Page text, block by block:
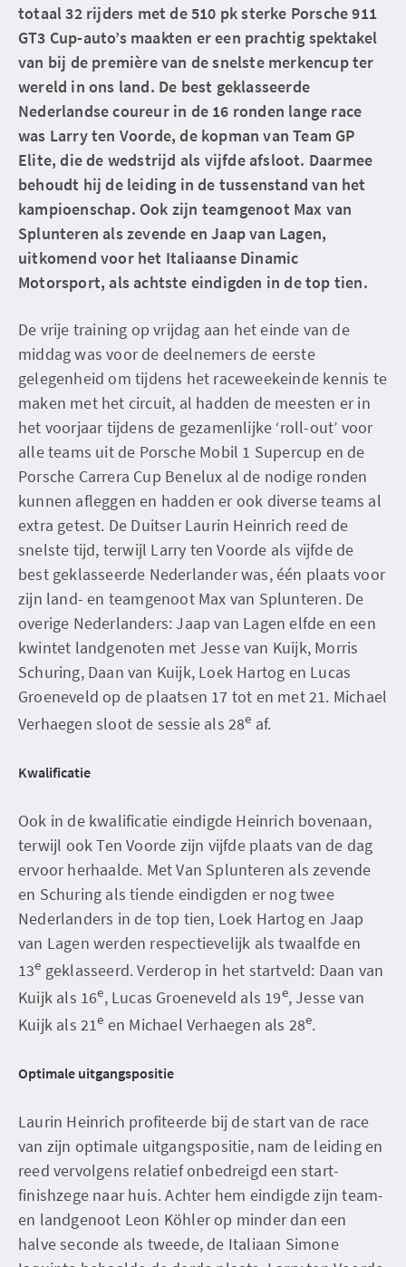
totaal 32 rijders met de 510 pk sterke Porsche 911
GT3 Cup-auto’s maakten er een prachtig spektakel
van bij de première van de snelste merkencup ter
wereld in ons land. De best geklasseerde
Nederlandse coureur in de 16 ronden lange race
was Larry ten Voorde, de kopman van Team GP
Elite, die de wedstrijd als vijfde afsloot. Daarmee
behoudt hij de leiding in de tussenstand van het
kampioenschap. Ook zijn teamgenoot Max van
Splunteren als zevende en Jaap van Lagen,
uitkomend voor het Italiaanse Dinamic
Motorsport, als achtste eindigden in de top tien.
De vrije training op vrijdag aan het einde van de
middag was voor de deelnemers de eerste
gelegenheid om tijdens het raceweekeinde kennis te
maken met het circuit, al hadden de meesten er in
het voorjaar tijdens de gezamenlijke ‘roll-out’ voor
alle teams uit de Porsche Mobil 1 Supercup en de
Porsche Carrera Cup Benelux al de nodige ronden
kunnen afleggen en hadden er ook diverse teams al
extra getest. De Duitser Laurin Heinrich reed de
snelste tijd, terwijl Larry ten Voorde als vijfde de
best geklasseerde Nederlander was, één plaats voor
zijn land- en teamgenoot Max van Splunteren. De
overige Nederlanders: Jaap van Lagen elfde en een
kwintet landgenoten met Jesse van Kuijk, Morris
Schuring, Daan van Kuijk, Loek Hartog en Lucas
Groeneveld op de plaatsen 17 tot en met 21. Michael
Verhaegen sloot de sessie als 28e af.
Kwalificatie
Ook in de kwalificatie eindigde Heinrich bovenaan,
terwijl ook Ten Voorde zijn vijfde plaats van de dag
ervoor herhaalde. Met Van Splunteren als zevende
en Schuring als tiende eindigden er nog twee
Nederlanders in de top tien, Loek Hartog en Jaap
van Lagen werden respectievelijk als twaalfde en
13e geklasseerd. Verderop in het startveld: Daan van
Kuijk als 16e, Lucas Groeneveld als 19e, Jesse van
Kuijk als 21e en Michael Verhaegen als 28e.
Optimale uitgangspositie
Laurin Heinrich profiteerde bij de start van de race
van zijn optimale uitgangspositie, nam de leiding en
reed vervolgens relatief onbedreigd een start-
finishzege naar huis. Achter hem eindigde zijn team-
en landgenoot Leon Köhler op minder dan een
halve seconde als tweede, de Italiaan Simone